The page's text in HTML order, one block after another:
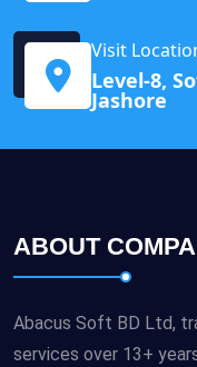
Visit
Level-8,
Jashore
ABOUT
Abacus Soft BD Ltd,
services over 13+